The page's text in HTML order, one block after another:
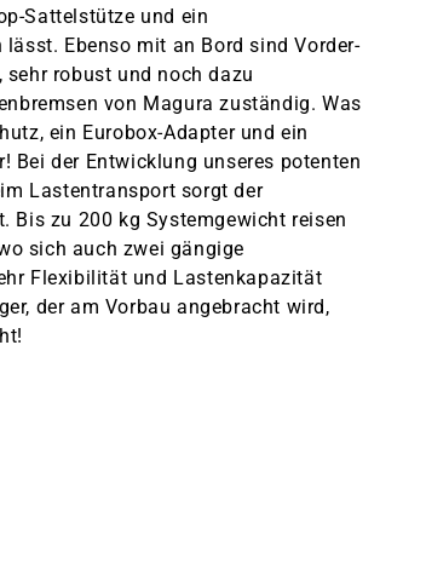
Sattelstütze und ein
Ebenso mit an Bord sind Vorder-
robust und noch dazu
von Magura zuständig. Was
ein Eurobox-Adapter und ein
Bei der Entwicklung unseres potenten
Lastentransport sorgt der
Bis zu 200 kg Systemgewicht reisen
sich auch zwei gängige
Flexibilität und Lastenkapazität
der am Vorbau angebracht wird,